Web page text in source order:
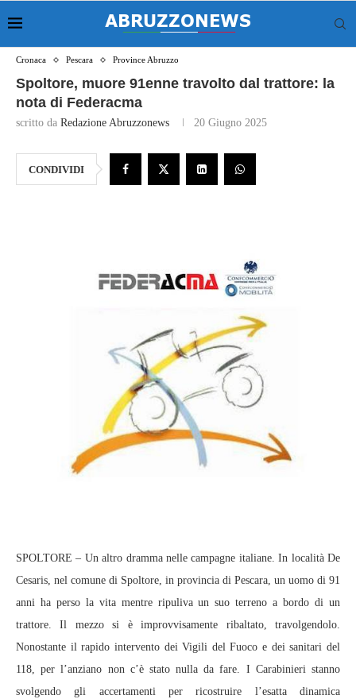
Cronaca Pescara Province Abruzzo
Spoltore, muore 91enne travolto dal trattore: la
nota di Federacma
scritto da Redazione Abruzzonews 20 Giugno 2025
CONDIVIDI
SPOLTORE – Un altro dramma nelle campagne italiane. In località De
Cesaris, nel comune di Spoltore, in provincia di Pescara, un uomo di 91
anni ha perso la vita mentre ripuliva un suo terreno a bordo di un
trattore. Il mezzo si è improvvisamente ribaltato, travolgendolo.
Nonostante il rapido intervento dei Vigili del Fuoco e dei sanitari del
118, per l’anziano non c’è stato nulla da fare. I Carabinieri stanno
svolgendo gli accertamenti per ricostruire l’esatta dinamica